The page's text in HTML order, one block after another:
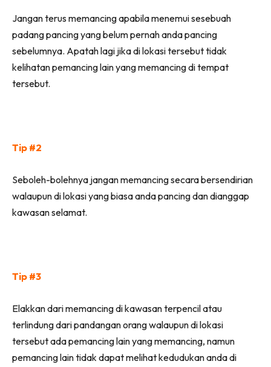
Jangan terus memancing apabila menemui sesebuah
padang pancing yang belum pernah anda pancing
sebelumnya. Apatah lagi jika di lokasi tersebut tidak
kelihatan pemancing lain yang memancing di tempat
tersebut.
Tip #2
Seboleh-bolehnya jangan memancing secara bersendirian
walaupun di lokasi yang biasa anda pancing dan dianggap
kawasan selamat.
Tip #3
Elakkan dari memancing di kawasan terpencil atau
terlindung dari pandangan orang walaupun di lokasi
tersebut ada pemancing lain yang memancing, namun
pemancing lain tidak dapat melihat kedudukan anda di